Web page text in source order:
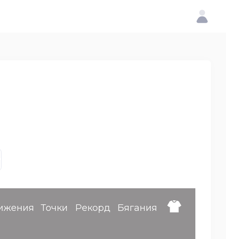
Точки Рекорд Бягания